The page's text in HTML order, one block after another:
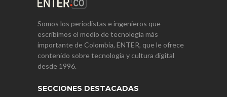
Somos los periodistas e ingenieros que
escribimos el medio de tecnología más
importante de Colombia, ENTER, que le ofrece
contenido sobre tecnología y cultura digital
desde 1996.
SECCIONES DESTACADAS